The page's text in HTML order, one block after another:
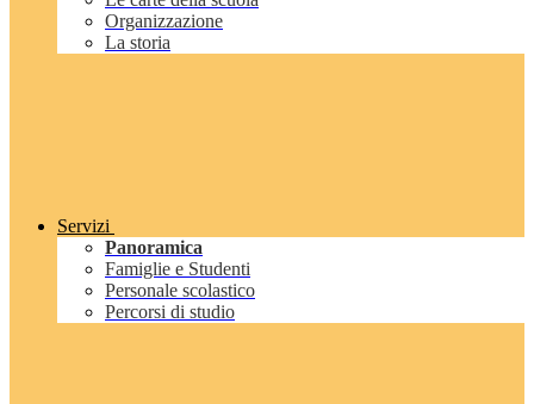
Organizzazione
La storia
Servizi
Panoramica
Famiglie e Studenti
Personale scolastico
Percorsi di studio